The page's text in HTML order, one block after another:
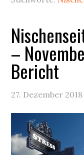
–
Bericht
27. Dezember 2018